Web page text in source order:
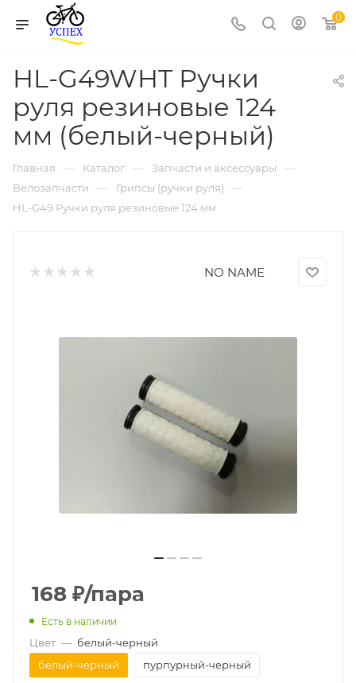
0
HL-G49WHT Ручки
руля резиновые 124
мм (белый-черный)
Главная — Каталог — Запчасти и аксессуары —
Велозапчасти — Грипсы (ручки руля) —
HL-G49 Ручки руля резиновые 124 мм
NO NAME
168 ₽/пара
Есть в наличии
Цвет — белый-черный
белый-черный
пурпурный-черный